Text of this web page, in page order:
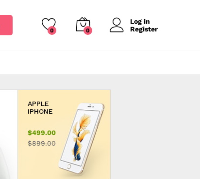
0 0
Log in
Register
APPLE
$499.00
$899.00